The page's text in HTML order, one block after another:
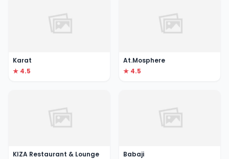
Karat
★ 4.5
At.Mosphere
★ 4.5
KIZA Restaurant & Lounge
Babaji